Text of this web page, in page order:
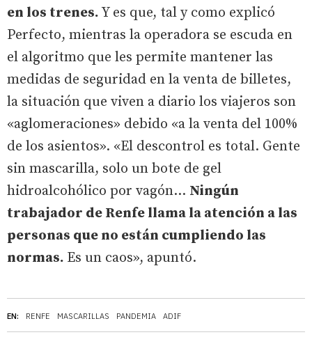
EN: RENFE MASCARILLAS PANDEMIA ADIF
en los trenes. Y es que, tal y como explicó
Perfecto, mientras la operadora se escuda en
el algoritmo que les permite mantener las
medidas de seguridad en la venta de billetes,
la situación que viven a diario los viajeros son
«aglomeraciones» debido «a la venta del 100%
de los asientos». «El descontrol es total. Gente
sin mascarilla, solo un bote de gel
hidroalcohólico por vagón... Ningún
trabajador de Renfe llama la atención a las
personas que no están cumpliendo las
normas. Es un caos», apuntó.